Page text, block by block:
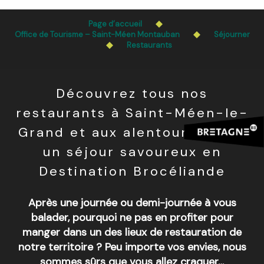
Aller
contenu
est interdit chaque jour de 21h à 5h en Ille-et-Vilaine et
dans le Morbihan. L’accès reste autorisé de 5h à 21h.
Page d’accueil
Office de Tourisme – Saint-Méen Montauban
Séjourner
Restaurants
Découvrez tous nos
restaurants à Saint-Méen-le-
Grand et aux alentours ! Pour
un séjour savoureux en
Destination Brocéliande
Après une journée ou demi-journée à vous
balader, pourquoi ne pas en profiter pour
manger dans un des lieux de restauration de
notre territoire ? Peu importe vos envies, nous